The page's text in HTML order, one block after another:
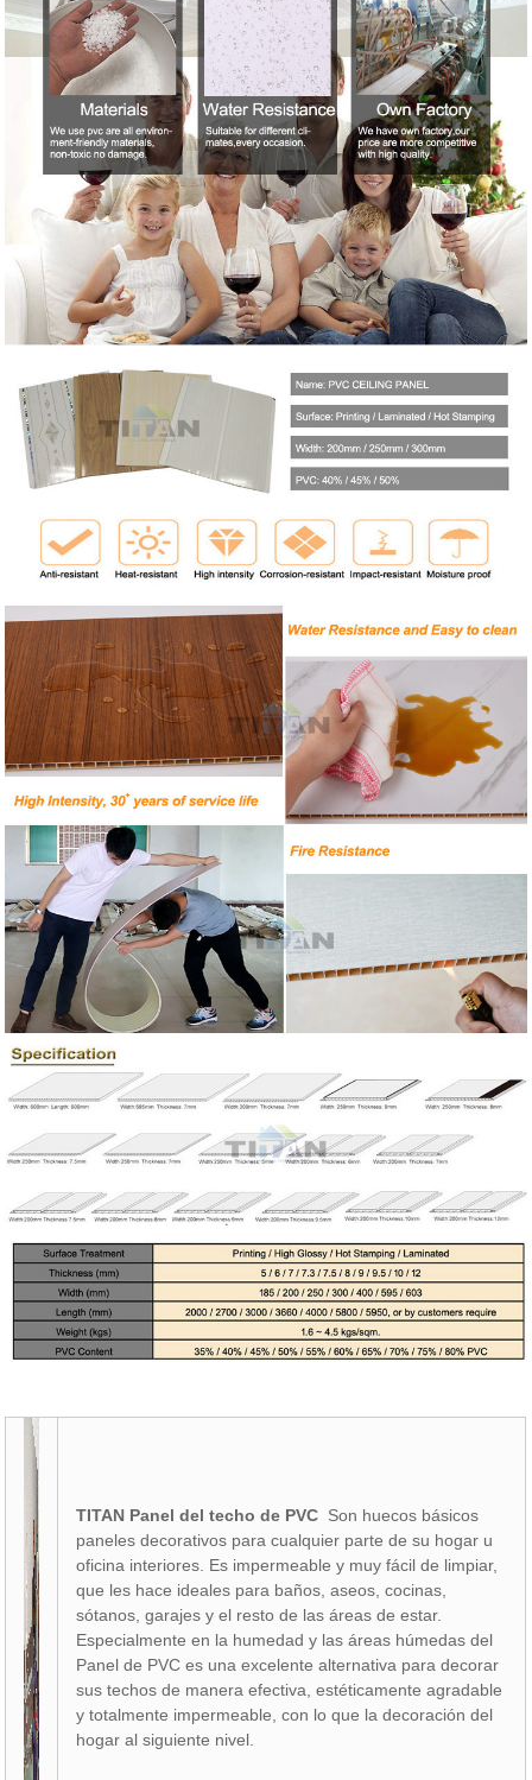
TITAN Panel del techo de PVC Son huecos básicos
paneles decorativos para cualquier parte de su hogar u
oficina interiores. Es impermeable y muy fácil de limpiar,
que les hace ideales para baños, aseos, cocinas,
sótanos, garajes y el resto de las áreas de estar.
Especialmente en la humedad y las áreas húmedas del
Panel de PVC es una excelente alternativa para decorar
sus techos de manera efectiva, estéticamente agradable
y totalmente impermeable, con lo que la decoración del
hogar al siguiente nivel.